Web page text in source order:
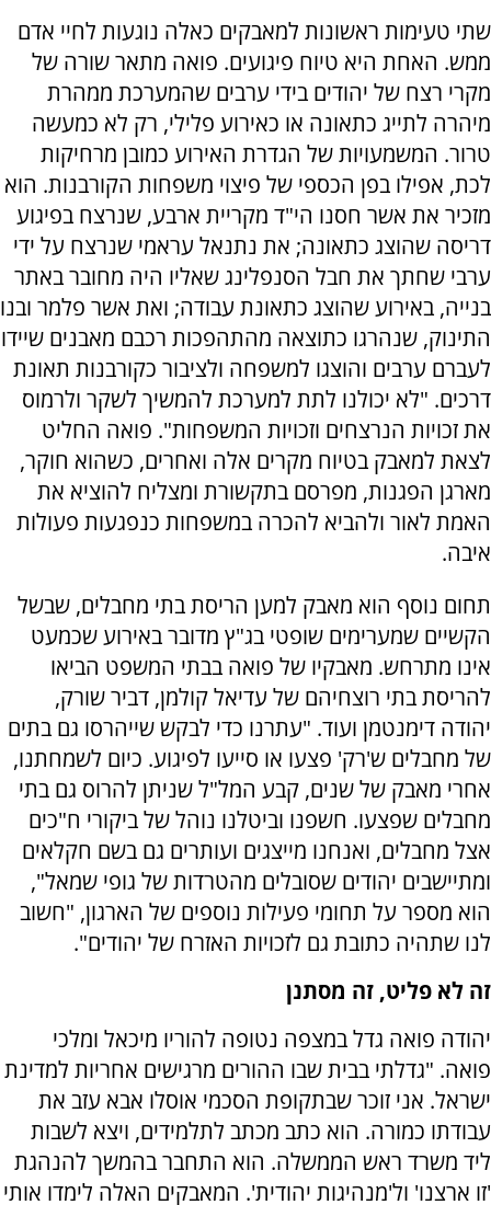
שתי טעימות ראשונות למאבקים כאלה נוגעות לחיי אדם
ממש. האחת היא טיוח פיגועים. פואה מתאר שורה של
מקרי רצח של יהודים בידי ערבים שהמערכת ממהרת
מיהרה לתייג כתאונה או כאירוע פלילי, רק לא כמעשה
טרור. המשמעויות של הגדרת האירוע כמובן מרחיקות
לכת, אפילו בפן הכספי של פיצוי משפחות הקורבנות. הוא
מזכיר את אשר חסנו הי"ד מקריית ארבע, שנרצח בפיגוע
דריסה שהוצג כתאונה; את נתנאל עראמי שנרצח על ידי
ערבי שחתך את חבל הסנפלינג שאליו היה מחובר באתר
בנייה, באירוע שהוצג כתאונת עבודה; ואת אשר פלמר ובנו
התינוק, שנהרגו כתוצאה מהתהפכות רכבם מאבנים שיידו
לעברם ערבים והוצגו למשפחה ולציבור כקורבנות תאונת
דרכים. "לא יכולנו לתת למערכת להמשיך לשקר ולרמוס
את זכויות הנרצחים וזכויות המשפחות". פואה החליט
לצאת למאבק בטיוח מקרים אלה ואחרים, כשהוא חוקר,
מארגן הפגנות, מפרסם בתקשורת ומצליח להוציא את
האמת לאור ולהביא להכרה במשפחות כנפגעות פעולות
איבה.
תחום נוסף הוא מאבק למען הריסת בתי מחבלים, שבשל
הקשיים שמערימים שופטי בג"ץ מדובר באירוע שכמעט
אינו מתרחש. מאבקיו של פואה בבתי המשפט הביאו
להריסת בתי רוצחיהם של עדיאל קולמן, דביר שורק,
יהודה דימנטמן ועוד. "עתרנו כדי לבקש שייהרסו גם בתים
של מחבלים ש'רק' פצעו או סייעו לפיגוע. כיום לשמחתנו,
אחרי מאבק של שנים, קבע המל"ל שניתן להרוס גם בתי
מחבלים שפצעו. חשפנו וביטלנו נוהל של ביקורי ח"כים
אצל מחבלים, ואנחנו מייצגים ועותרים גם בשם חקלאים
ומתיישבים יהודים שסובלים מהטרדות של גופי שמאל",
הוא מספר על תחומי פעילות נוספים של הארגון, "חשוב
לנו שתהיה כתובת גם לזכויות האזרח של יהודים".
זה לא פליט, זה מסתנן
יהודה פואה גדל במצפה נטופה להוריו מיכאל ומלכי
פואה. "גדלתי בבית שבו ההורים מרגישים אחריות למדינת
ישראל. אני זוכר שבתקופת הסכמי אוסלו אבא עזב את
עבודתו כמורה. הוא כתב מכתב לתלמידים, ויצא לשבות
ליד משרד ראש הממשלה. הוא התחבר בהמשך להנהגת
'זו ארצנו' ול'מנהיגות יהודית'. המאבקים האלה לימדו אותי